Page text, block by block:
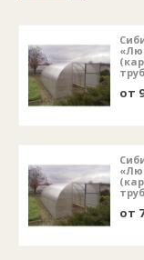
от
от